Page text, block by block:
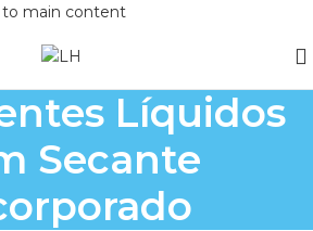
to main content
Líquidos
Secante